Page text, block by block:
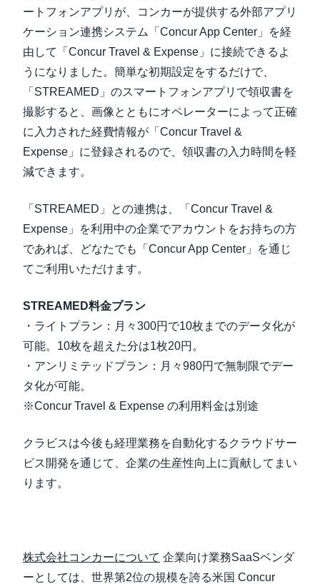
ートフォンアプリが、コンカーが提供する外部アプリ
ケーション連携システム「Concur App Center」を経
由して「Concur Travel & Expense」に接続できるよ
うになりました。簡単な初期設定をするだけで、
「STREAMED」のスマートフォンアプリで領収書を
撮影すると、画像とともにオペレーターによって正確
に入力された経費情報が「Concur Travel &
Expense」に登録されるので、領収書の入力時間を軽
減できます。
「STREAMED」との連携は、「Concur Travel &
Expense」を利用中の企業でアカウントをお持ちの方
であれば、どなたでも「Concur App Center」を通じ
てご利用いただけます。
STREAMED料金プラン
・ライトプラン：月々300円で10枚までのデータ化が
可能。10枚を超えた分は1枚20円。
・アンリミテッドプラン：月々980円で無制限でデー
タ化が可能。
※Concur Travel & Expense の利用料金は別途
クラビスは今後も経理業務を自動化するクラウドサー
ビス開発を通じて、企業の生産性向上に貢献してまい
ります。
株式会社コンカーについて 企業向け業務SaaSベンダ
ーとしては、世界第2位の規模を誇る米国 Concur